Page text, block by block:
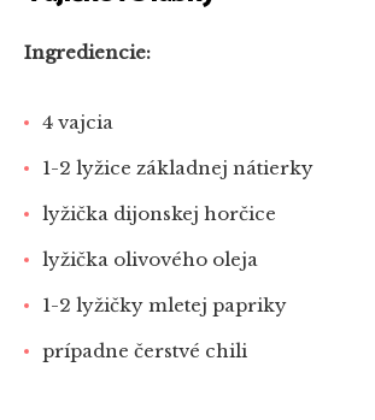
Ingrediencie:
4 vajcia
1-2 lyžice základnej nátierky
lyžička dijonskej horčice
lyžička olivového oleja
1-2 lyžičky mletej papriky
prípadne čerstvé chili